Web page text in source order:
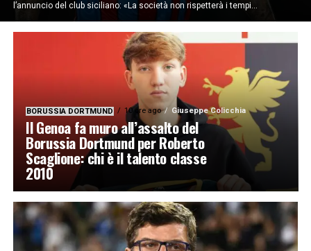
l’annuncio del club siciliano: «La società non rispetterà i tempi...
BORUSSIA DORTMUND 10 ore ago Giuseppe Colicchia
Il Genoa fa muro all’assalto del
Borussia Dortmund per Roberto
Scaglione: chi è il talento classe
2010